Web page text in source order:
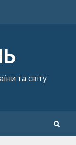
та світу